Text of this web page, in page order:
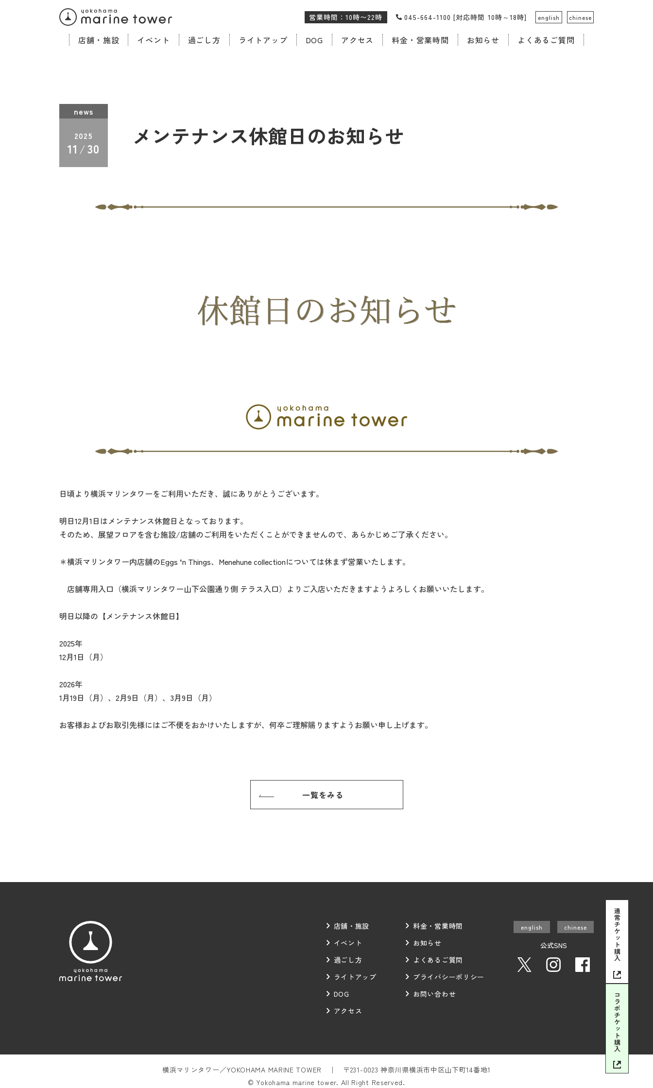
営業時間：10時〜22時 045-664-1100 [対応時間 10時～18時] english chinese
店舗・施設 イベント 過ごし方 ライトアップ DOG アクセス 料金・営業時間 お知らせ よくあるご質問
news
2025
11 30 メンテナンス休館日のお知らせ
日頃より横浜マリンタワーをご利用いただき、誠にありがとうございます。
明日12月1日はメンテナンス休館日となっております。
そのため、展望フロアを含む施設/店舗のご利用をいただくことができませんので、あらかじめご了承ください。
＊横浜マリンタワー内店舗のEggs ‘n Things、Menehune collectionについては休まず営業いたします。
店舗専用入口（横浜マリンタワー山下公園通り側 テラス入口）よりご入店いただきますようよろしくお願いいたします。
明日以降の【メンテナンス休館日】
2025年
12月1日（月）
2026年
1月19日（月）、2月9日（月）、3月9日（月）
お客様およびお取引先様にはご不便をおかけいたしますが、何卒ご理解賜りますようお願い申し上げます。
一覧をみる
通常チケット
購入
コラボチケット
購入
店舗・施設
イベント
過ごし方
ライトアップ
DOG
アクセス
料金・営業時間
お知らせ
よくあるご質問
プライバシーポリシー
お問い合わせ
english chinese
公式SNS
横浜マリンタワー／YOKOHAMA MARINE TOWER
〒231-0023 神奈川県横浜市中区山下町14番地1
© Yokohama marine tower. All Right Reserved.